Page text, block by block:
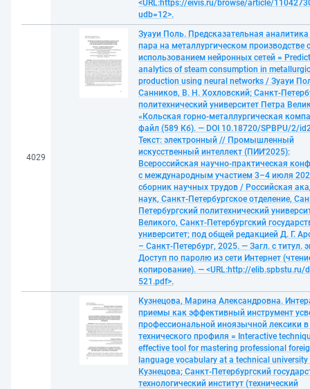
<URL:https://eivis.ru/browse/article/
udb=12>.
4029
Зуауи Поль. Предсказательная
пара на металлургическом производстве с
использованием нейронных сетей =
analytics of steam consumption in
production using neural networks / Зуауи
Санников, В. Н. Хохловский; Санкт-
политехнический университет Петра
«Кольская горно-металлургическая
файл (589 Кб). — DOI 10.18720/SPBPU/2/
Текст: электронный // Промышленный
искусственный интеллект (ПИИ'2025):
Всероссийская научно-практическая
с международным участием 3–4 июля
cборник научных трудов / Российская
наук, Санкт-Петербургское отделение,
Петербургский политехнический
Великого, Санкт-Петербургский
университет; под общей редакцией Д. Г.
– Санкт-Петербург, 2025. — Загл. с титул.
Доступ по паролю из сети Интернет
копирование). — <URL:http://elib.spbstu.ru/
521.pdf>.
Кузнецова, Марина Александровна.
приемы как эффективный инструмент
профессиональной иноязычной лексики в
технического профиля = Interactive
effective tool for mastering professional
language vocabulary at a technical
Кузнецова; Санкт-Петербургский
технологический институт (технический